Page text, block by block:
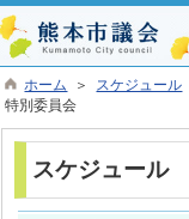
ホーム ＞ スケジュール
特別委員会
スケジュール